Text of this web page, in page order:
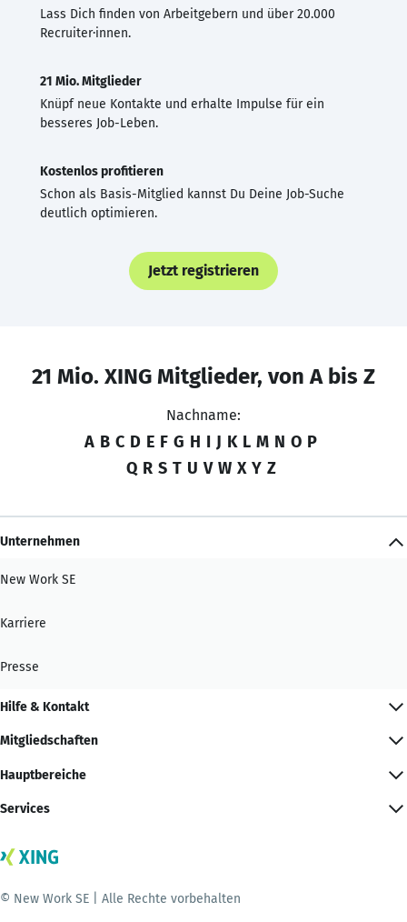
Lass Dich finden von Arbeitgebern und über 20.000
Recruiter·innen.
21 Mio. Mitglieder
Knüpf neue Kontakte und erhalte Impulse für ein
besseres Job-Leben.
Kostenlos profitieren
Schon als Basis-Mitglied kannst Du Deine Job-Suche
deutlich optimieren.
Jetzt registrieren
21 Mio. XING Mitglieder, von A bis Z
Nachname:
A B C D E F G H I J K L M N O P
Q R S T U V W X Y Z
Unternehmen
New Work SE
Karriere
Presse
Hilfe & Kontakt
Mitgliedschaften
Hauptbereiche
Services
© New Work SE | Alle Rechte vorbehalten